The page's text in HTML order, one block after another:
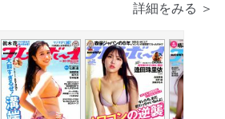
詳細をみる ＞